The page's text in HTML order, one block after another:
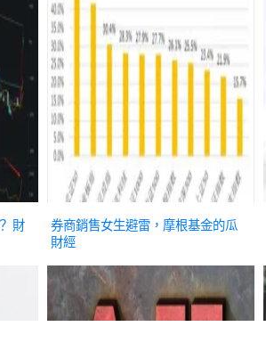
財
券商銷售女生避雷，摩根基金的瓜
財經